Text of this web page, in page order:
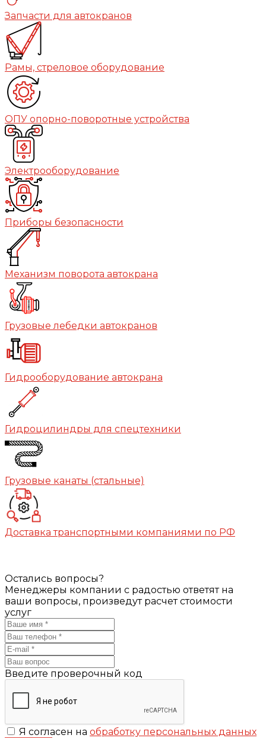
Запчасти для автокранов
Рамы, стреловое оборудование
ОПУ опорно-поворотные устройства
Электрооборудование
Приборы безопасности
Механизм поворота автокрана
Грузовые лебедки автокранов
Гидрооборудование автокрана
Гидроцилиндры для спецтехники
Грузовые канаты (стальные)
Доставка транспортными компаниями по РФ
Остались вопросы?
Менеджеры компании с радостью ответят на
ваши вопросы, произведут расчет стоимости
услуг
Введите проверочный код
Я согласен на обработку персональных данных